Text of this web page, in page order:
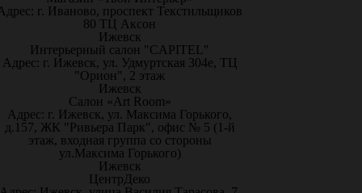
г. Иваново, проспект Текстильщиков
80 ТЦ Аксон
Ижевск
Интерьерный салон "CAPITEL"
Адрес: г. Ижевск, ул. Удмуртская 304е, ТЦ
"Орион", 2 этаж
Ижевск
Салон «Art Room»
Адрес: г. Ижевск, ул. Максима Горького,
д.157, ЖК "Ривьера Парк", офис № 5 (1-й
этаж, входная группа со стороны
ул.Максима Горького)
Ижевск
ЦентрДеко